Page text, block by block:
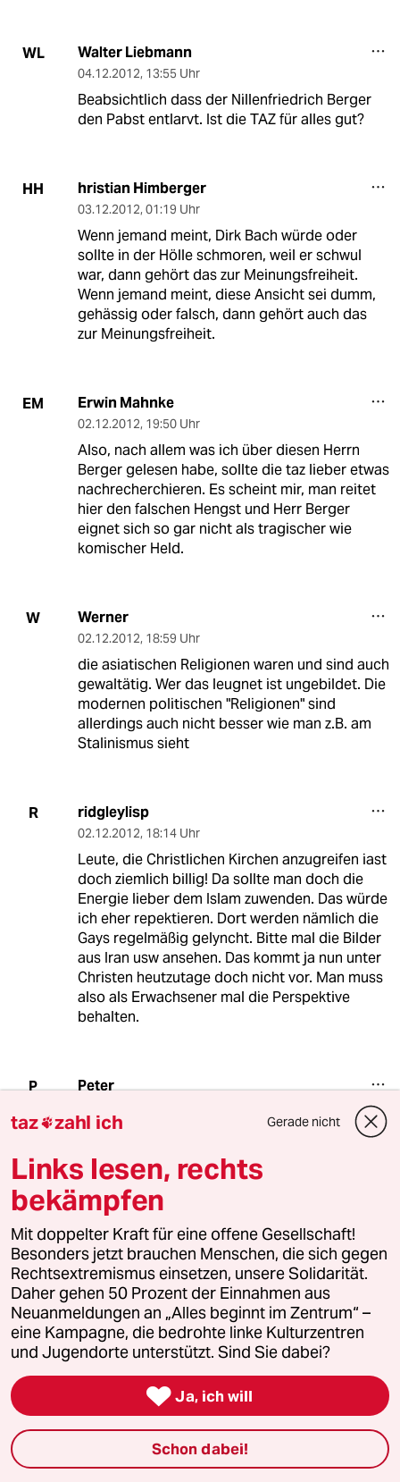
WL Walter Liebmann
04.12.2012, 13:55 Uhr
Beabsichtlich dass der Nillenfriedrich Berger
den Pabst entlarvt. Ist die TAZ für alles gut?
HH hristian Himberger
03.12.2012, 01:19 Uhr
Wenn jemand meint, Dirk Bach würde oder
sollte in der Hölle schmoren, weil er schwul
war, dann gehört das zur Meinungsfreiheit.
Wenn jemand meint, diese Ansicht sei dumm,
gehässig oder falsch, dann gehört auch das
zur Meinungsfreiheit.
EM Erwin Mahnke
02.12.2012, 19:50 Uhr
Also, nach allem was ich über diesen Herrn
Berger gelesen habe, sollte die taz lieber etwas
nachrecherchieren. Es scheint mir, man reitet
hier den falschen Hengst und Herr Berger
eignet sich so gar nicht als tragischer wie
komischer Held.
W Werner
02.12.2012, 18:59 Uhr
die asiatischen Religionen waren und sind auch
gewaltätig. Wer das leugnet ist ungebildet. Die
modernen politischen "Religionen" sind
allerdings auch nicht besser wie man z.B. am
Stalinismus sieht
R ridgleylisp
02.12.2012, 18:14 Uhr
Leute, die Christlichen Kirchen anzugreifen iast
doch ziemlich billig! Da sollte man doch die
Energie lieber dem Islam zuwenden. Das würde
ich eher repektieren. Dort werden nämlich die
Gays regelmäßig gelyncht. Bitte mal die Bilder
aus Iran usw ansehen. Das kommt ja nun unter
Christen heutzutage doch nicht vor. Man muss
also als Erwachsener mal die Perspektive
behalten.
P Peter
Monotheistische Religionen sind per eigener
anderem gegenüber. Der globale und ewige
Missionierungsanspruch gegenüber allem ist
der Grundbaustein für den Faschismus, deren
Erforschung momentan statt findet.
Die grausamen Bibelzitate und Inhalte haben
alle monotheistischen Religionen gemeinsam.
Vor allem die Missachtung der Tierwelt, Natur.
Hierarchie, als oberster Gott, dann die Kleriker
dann Männer und irgendwann die Frauen.
Deutschland ist bei der Finanzierung der Kirche
weltweit einmalig. In allen anderen Ländern
kommen die Mitglieder ohne staatliche Gelder
für ihre Kirche und Einrichtung auf.
taz zahl ich Gerade nicht
Links lesen, rechts
bekämpfen
Mit doppelter Kraft für eine offene Gesellschaft!
Besonders jetzt brauchen Menschen, die sich gegen
Rechtsextremismus einsetzen, unsere Solidarität.
Daher gehen 50 Prozent der Einnahmen aus
Neuanmeldungen an „Alles beginnt im Zentrum“ –
eine Kampagne, die bedrohte linke Kulturzentren
und Jugendorte unterstützt. Sind Sie dabei?
 Ja, ich will
Schon dabei!